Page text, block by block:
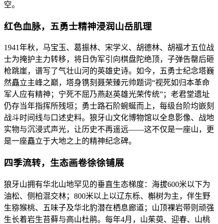
空。
红色血脉，五勇士精神浸润山岳肌理
1941年秋，马宝玉、葛振林、宋学义、胡德林、胡福才五位战
士为掩护主力转移，将日伪军引向棋盘陀绝顶，子弹告罄后砸
枪跳崖，谱写了气壮山河的英雄史诗。如今，五勇士纪念塔巍
然矗立主峰之巅，塔身镌刻聂荣臻元帅题词“视死如归本革命
军人应有精神；宁死不屈乃燕赵英雄光荣传统”；老君堂遗址
仍存当年指挥所残垣；勇士路石阶蜿蜒而上，每级台阶均嵌刻
战斗时间线与口述史料。狼牙山文化博物馆以全息影像、战地
实物与沉浸式声光，让历史不再遥远——这不仅是一座山，更
是一座矗立于大地之上的精神纪念碑。
四季流转，生态画卷徐徐铺展
狼牙山拥有华北山地罕见的垂直生态梯度：海拔600米以下为
油松、侧柏混交林；800米以上以辽东栎、槲树为主，伴生野
生猕猴桃、五味子及华北豹潜在栖息廊道；山顶裸岩带则顽强
生长着岩生苔藓与高山杜鹃。每年4月，山茱萸、迎春、山桃